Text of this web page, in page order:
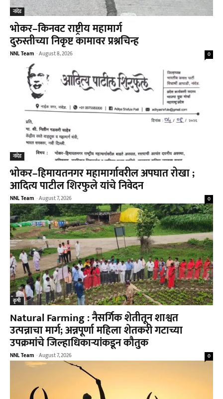
नांदेड
भोकर–किनवट राष्ट्रीय महामार्ग
दुरुस्तीच्या निकृष्ट कामावर प्रश्नचिन्ह
NNL Team -August 8, 2026 0
नांदेड
भोकर–हिमायतनगर महामार्गावरील अपघात रोखा ;
आदित्य पाटील शिरफुले यांचे निवेदन
NNL Team -August 7, 2026 0
कृषी
Natural Farming : नैसर्गिक शेतीतून शाश्वत
उत्पन्नाचा मार्ग; अन्नपूर्णा महिला शेतकरी गटाच्या
उपक्रमांचे जिल्हाधिकाऱ्यांकडून कौतुक
NNL Team -August 7, 2026 0